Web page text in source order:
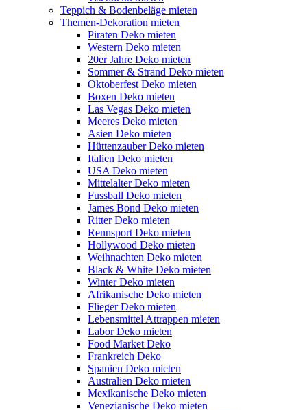
Teppich & Bodenbeläge mieten
Themen-Dekoration mieten
Piraten Deko mieten
Western Deko mieten
20er Jahre Deko mieten
Sommer & Strand Deko mieten
Oktoberfest Deko mieten
Boxen Deko mieten
Las Vegas Deko mieten
Meeres Deko mieten
Asien Deko mieten
Hüttenzauber Deko mieten
Italien Deko mieten
USA Deko mieten
Mittelalter Deko mieten
Fussball Deko mieten
James Bond Deko mieten
Ritter Deko mieten
Rennsport Deko mieten
Hollywood Deko mieten
Weihnachten Deko mieten
Black & White Deko mieten
Winter Deko mieten
Afrikanische Deko mieten
Flieger Deko mieten
Lebensmittel Attrappen mieten
Labor Deko mieten
Food Market Deko
Frankreich Deko
Spanien Deko mieten
Australien Deko mieten
Mexikanische Deko mieten
Venezianische Deko mieten